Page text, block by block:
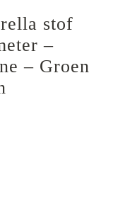
stof
–
– Groen